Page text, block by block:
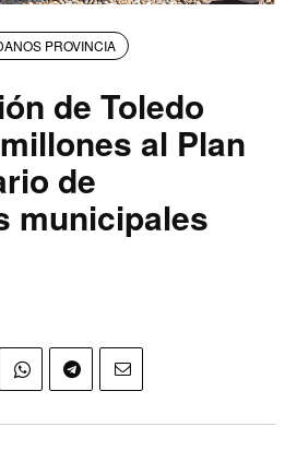
PROVINCIA
de Toledo
al Plan
de
municipales